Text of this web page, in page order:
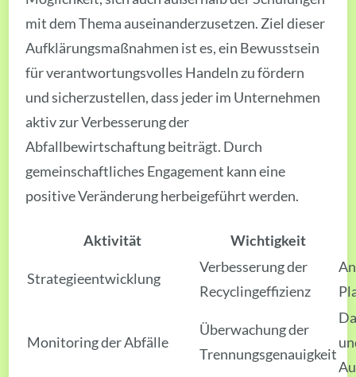
mit dem Thema auseinanderzusetzen. Ziel dieser
Aufklärungsmaßnahmen ist es, ein Bewusstsein
für verantwortungsvolles Handeln zu fördern
und sicherzustellen, dass jeder im Unternehmen
aktiv zur Verbesserung der
Abfallbewirtschaftung beiträgt. Durch
gemeinschaftliches Engagement kann eine
positive Veränderung herbeigeführt werden.
Aktivität Wichtigkeit
Strategieentwicklung
Verbesserung der
Recyclingeffizienz
Monitoring der Abfälle
Überwachung der
Trennungsgenauigkeit